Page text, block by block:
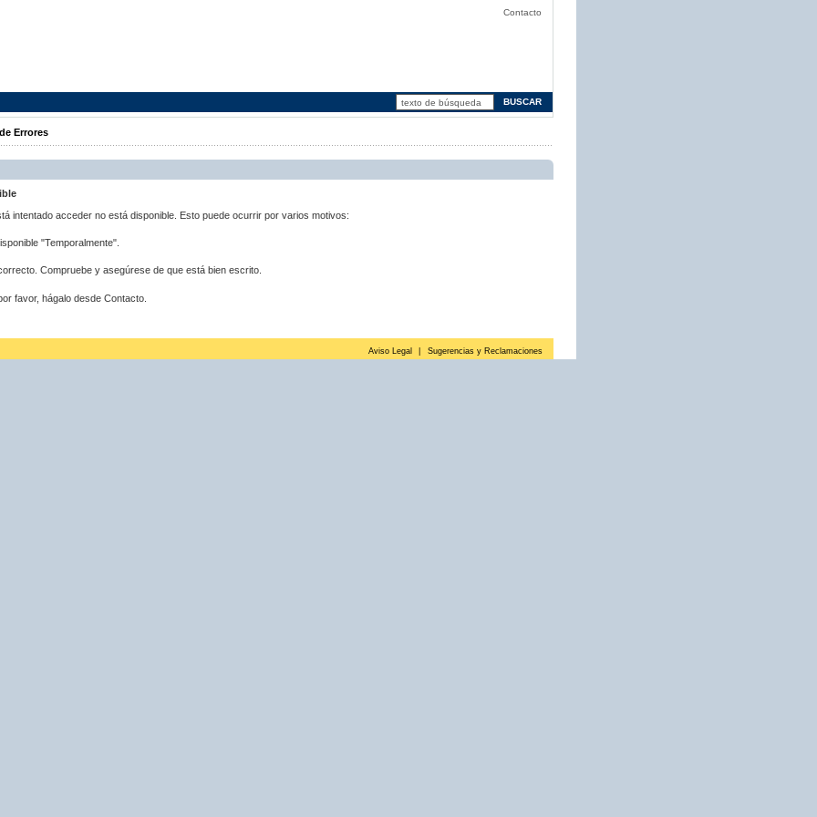
Contacto
Errores
intentado acceder no está disponible. Esto puede ocurrir por varios motivos:
"Temporalmente".
Compruebe y asegúrese de que está bien escrito.
favor, hágalo desde Contacto.
Aviso Legal Sugerencias y Reclamaciones